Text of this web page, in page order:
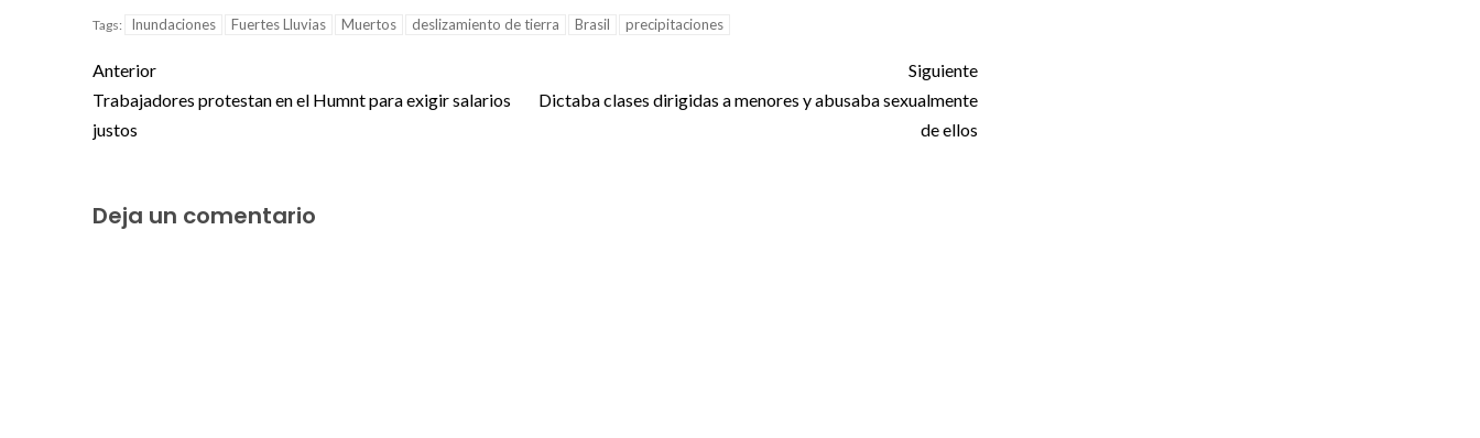
Tags: Inundaciones Fuertes Lluvias Muertos deslizamiento de tierra Brasil precipitaciones
Anterior
Trabajadores protestan en el Humnt para exigir salarios
justos
Siguiente
Dictaba clases dirigidas a menores y abusaba sexualmente
de ellos
Deja un comentario